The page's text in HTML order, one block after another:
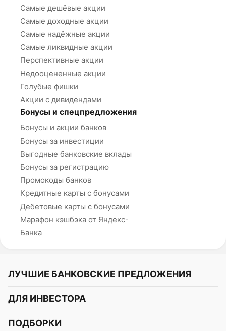
Самые дешёвые акции
Самые доходные акции
Самые надёжные акции
Самые ликвидные акции
Перспективные акции
Недооцененные акции
Голубые фишки
Акции с дивидендами
Бонусы и спецпредложения
Бонусы и акции банков
Бонусы за инвестиции
Выгодные банковские вклады
Бонусы за регистрацию
Промокоды банков
Кредитные карты с бонусами
Дебетовые карты с бонусами
Марафон кэшбэка от Яндекс-
Банка
ЛУЧШИЕ БАНКОВСКИЕ ПРЕДЛОЖЕНИЯ
Альфа-Банк
ДЛЯ ИНВЕСТОРА
Курс акций
ПОДБОРКИ